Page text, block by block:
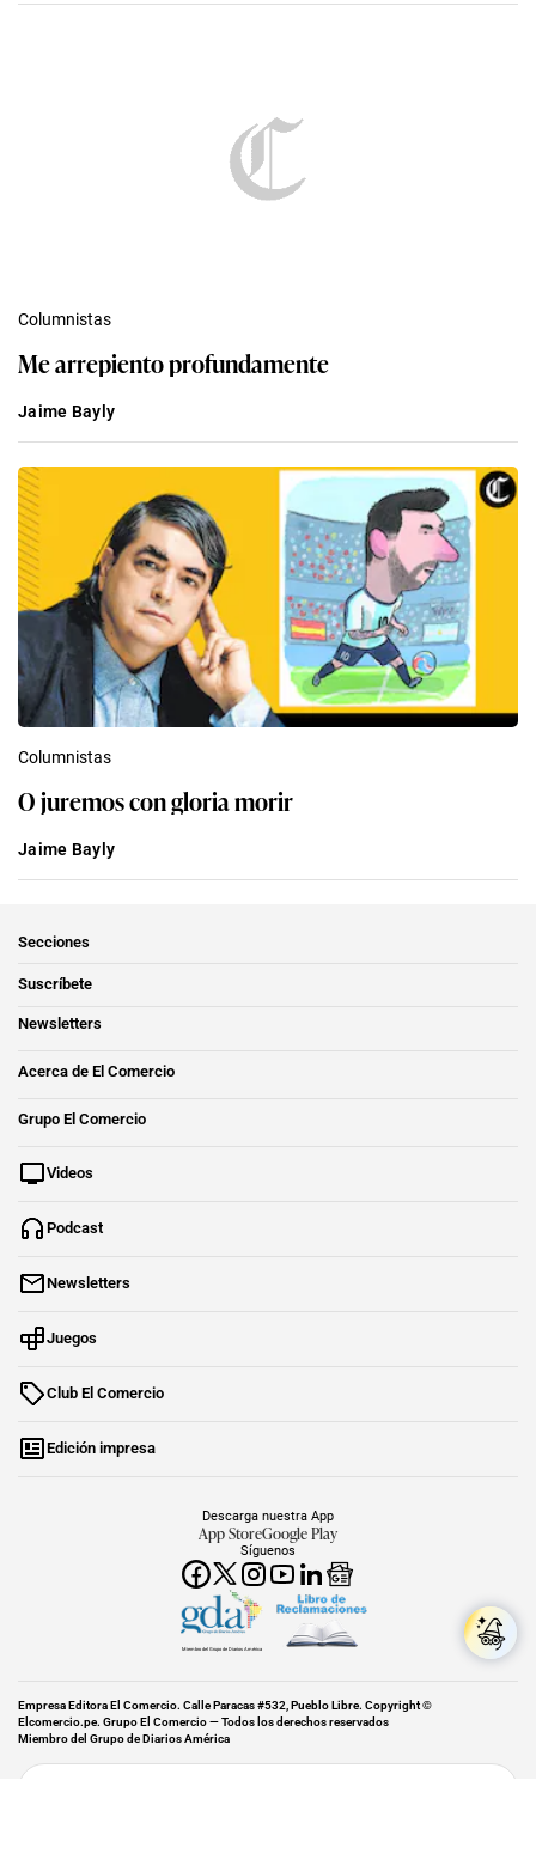
Columnistas
Me arrepiento profundamente
Jaime Bayly
Columnistas
O juremos con gloria morir
Jaime Bayly
Secciones
Suscríbete
Newsletters
Acerca de El Comercio
Grupo El Comercio
Videos
Podcast
Newsletters
Juegos
Club El Comercio
Edición impresa
Síguenos
Descarga nuestra App
App StoreGoogle Play
Miembro del Grupo de Diarios América
Empresa Editora El Comercio. Calle Paracas #532, Pueblo Libre. Copyright ©
Elcomercio.pe. Grupo El Comercio — Todos los derechos reservados
Miembro del Grupo de Diarios América